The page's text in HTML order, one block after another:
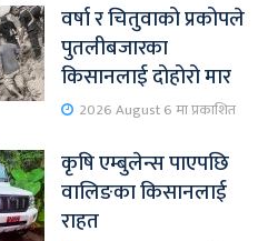
वर्षा र चितुवाको प्रकोपले
पुतलीबजारका
किसानलाई दोहोरो मार
2026 August 6 मा प्रकाशित
कृषि एम्बुलेन्स पाएपछि
वालिङका किसानलाई
राहत